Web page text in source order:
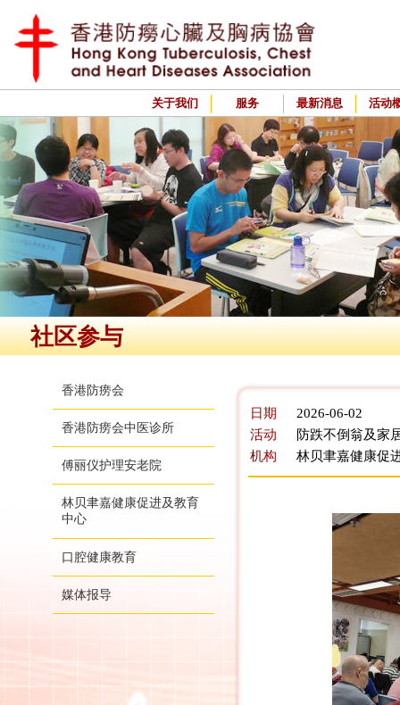
关于我们 服务 最新消息 活动
社区参与
香港防痨会
香港防痨会中医诊所
傅丽仪护理安老院
林贝聿嘉健康促进及教育
中心
口腔健康教育
媒体报导
日期
2026-06-02
活动
防跌不倒翁及家
机构
林贝聿嘉健康促